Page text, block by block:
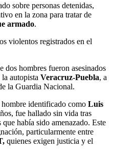
sobre personas detenidas,
en la zona para tratar de
armado.
violentos registrados en el
hombres fueron asesinados
autopista Veracruz-Puebla, a
la Guardia Nacional.
identificado como Luis
fue hallado sin vida tras
había sido amenazado. Este
particularmente entre
quienes exigen justicia y el